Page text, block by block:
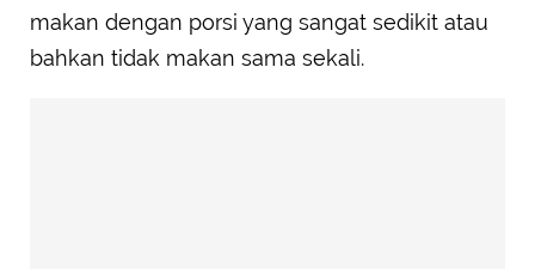
makan dengan porsi yang sangat sedikit atau
bahkan tidak makan sama sekali.